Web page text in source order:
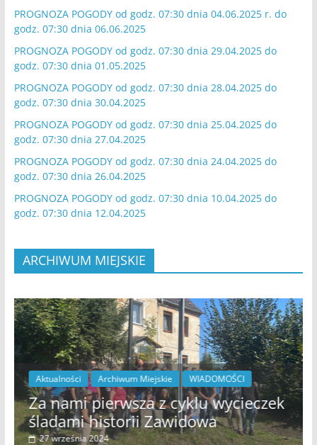
PROGNOZA POGODY od godz. 07:30 dnia 04.06.2025 r. do
godz. 07:30 dnia 06.06.2025
PROGNOZA POGODY od godz. 07:30 dnia 29.04.2025 do
godz. 07:30 dnia 01.05.2025
PROGNOZA POGODY od godz. 07:30 dnia 28.04.2025 do
godz. 07:30 dnia 30.04.2025
PROGNOZA POGODY od godz. 07:30 dnia 25.04.2025 do
godz. 07:30 dnia 27.04.2025
PROGNOZA POGODY od godz. 07:30 dnia 24.04.2025 do
godz. 07:30 dnia 26.04.2025
PROGNOZA POGODY od godz. 07:30 dnia 10.04.2025 do
godz. 07:30 dnia 12.04.2025
ARCHIWUM MIEJSKIE
Aktualności Archiwum Miejskie WIADOMOŚCI
Za nami pierwsza z cyklu wycieczek
śladami historii Zawidowa
27 września 2024